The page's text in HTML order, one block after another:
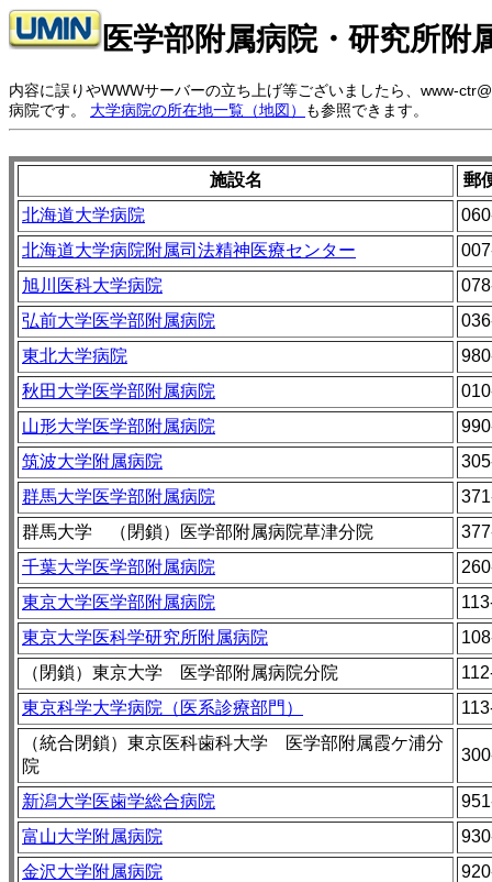
医学部附属病院・研究所附
内容に誤りやWWWサーバーの立ち上げ等ございましたら、www-
病院です。 大学病院の所在地一覧（地図） も参照できます。
施設名
郵
北海道大学病院
北海道大学病院附属司法精神医療センター
旭川医科大学病院
弘前大学医学部附属病院
東北大学病院
秋田大学医学部附属病院
山形大学医学部附属病院
筑波大学附属病院
群馬大学医学部附属病院
群馬大学 （閉鎖）医学部附属病院草津分院
千葉大学医学部附属病院
東京大学医学部附属病院
東京大学医科学研究所附属病院
（閉鎖）東京大学 医学部附属病院分院
東京科学大学病院（医系診療部門）
（統合閉鎖）東京医科歯科大学 医学部附属霞ケ浦分
院
新潟大学医歯学総合病院
富山大学附属病院
金沢大学附属病院